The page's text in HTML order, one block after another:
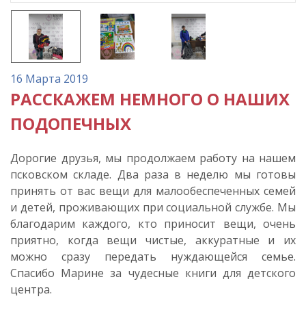
16 Марта 2019
РАССКАЖЕМ НЕМНОГО О НАШИХ
ПОДОПЕЧНЫХ
Дорогие друзья, мы продолжаем работу на нашем
псковском складе. Два раза в неделю мы готовы
принять от вас вещи для малообеспеченных семей
и детей, проживающих при социальной службе. Мы
благодарим каждого, кто приносит вещи, очень
приятно, когда вещи чистые, аккуратные и их
можно сразу передать нуждающейся семье.
Спасибо Марине за чудесные книги для детского
центра.